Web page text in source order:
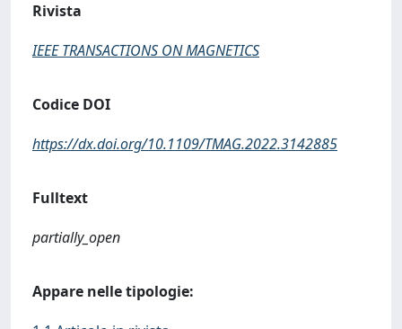
Rivista
IEEE TRANSACTIONS ON MAGNETICS
Codice DOI
https://dx.doi.org/10.1109/TMAG.2022.3142885
Fulltext
partially_open
Appare nelle tipologie: